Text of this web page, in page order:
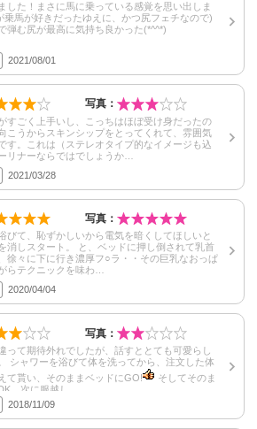
した！まさに馬に乗っている感覚を思い出しま
乗馬が好きだったゆえに、かつ尻フェチなので)
弾む尻が最高に気持ち良かった(*^^*)
2021/08/01
写真：
すごく上手いし、こっちはほぼ受け身だったの
こうからスキンシップをとってくれて、雰囲気
す。これは（ステレオタイプ的なイメージも込
リナーならではでしょうか…
2021/03/28
写真：
びて、恥ずかしいから電気を暗くしてほしいと
消しスタート。 と、ベッドに押し倒されて乳首
徐々に下に行き濃厚フ○ラ・・その巨乳なおっぱ
らテクニックを味わ…
2020/04/04
写真：
って期待外れでしたが、話すととても可愛らし
シャワーを浴びて体を洗ってから、注文した体
て貰い、そのままベッドにGO!
そしてそのま
。次に服越し…
2018/11/09